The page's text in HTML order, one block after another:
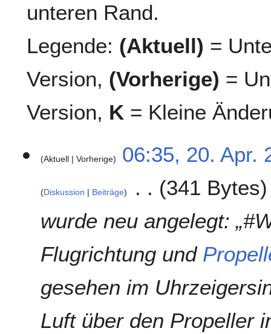
unteren Rand.
Legende: (Aktuell) =
Version, (Vorherige) =
Version, K = Kleine
0
Aktuell Vorherige 06:35, 20. Apr.
Diskussion Beiträge
341 Bytes
wurde neu angelegt:
Flugrichtung und
gesehen im
Luft über den Propeller